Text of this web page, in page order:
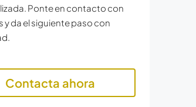
Ponte en contacto con
y da el siguiente paso con
Contacta ahora